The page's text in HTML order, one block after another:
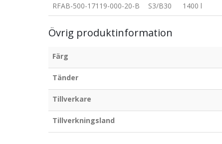
RFAB-500-17119-000-20-B S3/B30 1400 l
Övrig produktinformation
Färg
Tänder
Tillverkare
Tillverkningsland